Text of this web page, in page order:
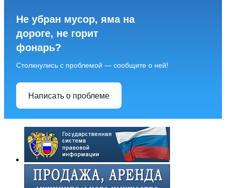
Не убран мусор, яма на
дороге, не горит
фонарь?
Столкнулись с проблемой — сообщите о ней!
Написать о проблеме